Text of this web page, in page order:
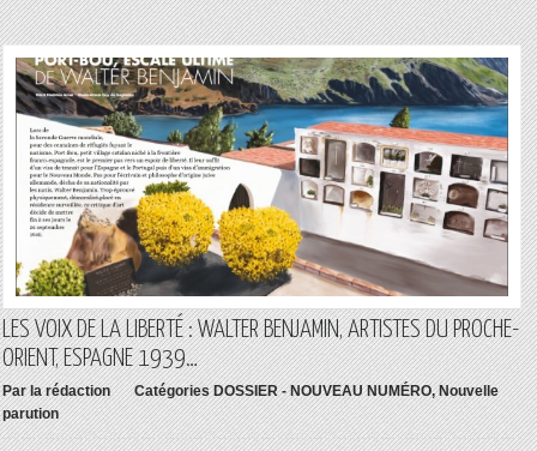
LES VOIX DE LA LIBERTÉ : WALTER BENJAMIN, ARTISTES DU PROCHE-
ORIENT, ESPAGNE 1939…
Par la rédaction Catégories DOSSIER - NOUVEAU NUMÉRO,Nouvelle
parution